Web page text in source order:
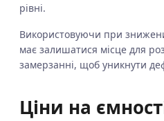
рівні.
Використовуючи при
має залишатися місце для
замерзанні, щоб уникнути
Ціни на